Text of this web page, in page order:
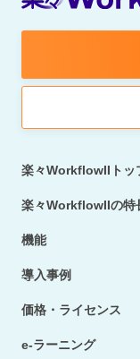
楽々WorkflowIIトッ
楽々WorkflowIIの特
機能
導入事例
価格・ライセンス
e-ラーニング